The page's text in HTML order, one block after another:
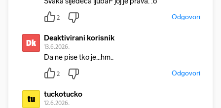
2 Odgovori
Dk Deaktivirani korisnik
13.6.2026.
Da ne pise tko je...hm..
2 Odgovori
tu tuckotucko
12.6.2026.